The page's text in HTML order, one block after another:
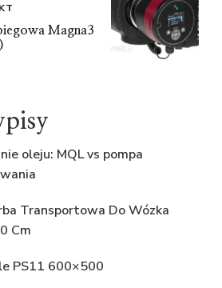
Magna3
oleju: MQL vs pompa
Transportowa Do Wózka
Cm
PS11 600×500